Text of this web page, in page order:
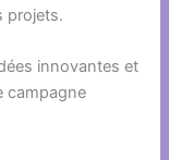
projets.
innovantes et
campagne